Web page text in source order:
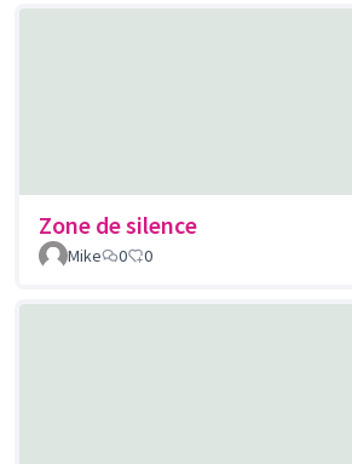
Zone de silence
Mike
0 0